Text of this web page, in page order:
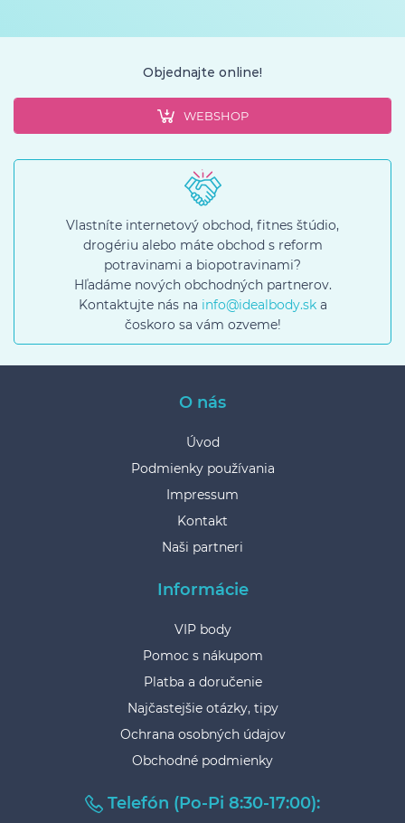
Objednajte online!
WEBSHOP
Vlastníte internetový obchod, fitnes štúdio,
drogériu alebo máte obchod s reform
potravinami a biopotravinami?
Hľadáme nových obchodných partnerov.
Kontaktujte nás na info@idealbody.ska
čoskoro sa vám ozveme!
O nás
Úvod
Podmienky používania
Impressum
Kontakt
Naši partneri
Informácie
VIP body
Pomoc s nákupom
Platba a doručenie
Najčastejšie otázky, tipy
Ochrana osobných údajov
Obchodné podmienky
Telefón (Po-Pi 8:30-17:00):